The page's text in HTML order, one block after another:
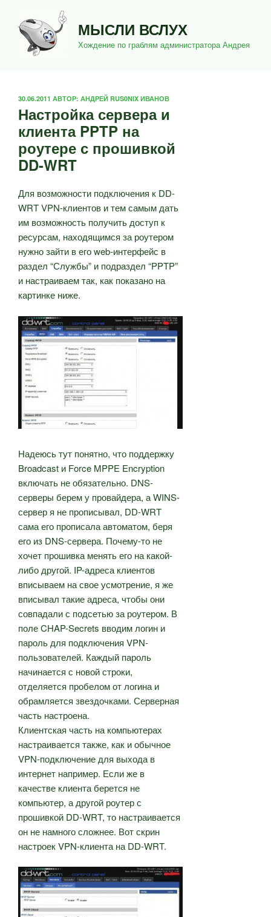
содержимому
МЫСЛИ ВСЛУХ
Хождение по граблям администратора Андрея
ОПУБЛИКОВАНО
30.06.2011 АВТОР: АНДРЕЙ RUS0NIX ИВАНОВ
Настройка сервера и
клиента PPTP на
роутере с прошивкой
DD-WRT
Для возможности подключения к DD-
WRT VPN-клиентов и тем самым дать
им возможность получить доступ к
ресурсам, находящимся за роутером
нужно зайти в его web-интерфейс в
раздел “Службы” и подраздел “PPTP”
и настраиваем так, как показано на
картинке ниже.
Надеюсь тут понятно, что поддержку
Broadcast и Force MPPE Encryption
включать не обязательно. DNS-
серверы берем у провайдера, а WINS-
сервер я не прописывал, DD-WRT
сама его прописала автоматом, беря
его из DNS-сервера. Почему-то не
хочет прошивка менять его на какой-
либо другой. IP-адреса клиентов
вписываем на свое усмотрение, я же
вписывал такие адреса, чтобы они
совпадали с подсетью за роутером. В
поле CHAP-Secrets вводим логин и
пароль для подключения VPN-
пользователей. Каждый пароль
начинается с новой строки,
отделяется пробелом от логина и
обрамляется звездочками. Серверная
часть настроена.
Клиентская часть на компьютерах
настраивается также, как и обычное
VPN-подключение для выхода в
интернет например. Если же в
качестве клиента берется не
компьютер, а другой роутер с
прошивкой DD-WRT, то настраивается
он не намного сложнее. Вот скрин
настроек VPN-клиента на DD-WRT.